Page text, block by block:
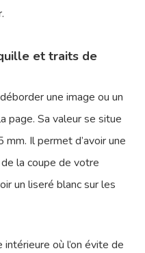
et traits de
une image ou un
page. Sa valeur se situe
Il permet d’avoir une
la coupe de votre
un liseré blanc sur les
où l’on évite de